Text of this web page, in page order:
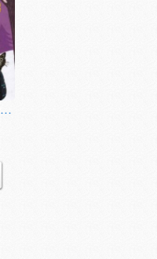
Муха, дзвоник і Різдво